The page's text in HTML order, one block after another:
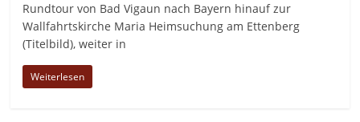
Rundtour von Bad Vigaun nach Bayern hinauf zur
Wallfahrtskirche Maria Heimsuchung am Ettenberg
(Titelbild), weiter in
Weiterlesen